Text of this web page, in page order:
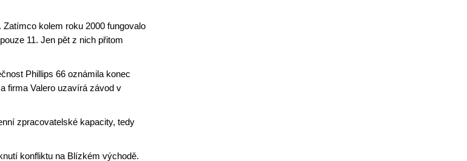
kolem roku 2000 fungovalo
11. Jen pět z nich přitom
Phillips 66 oznámila konec
firma Valero uzavírá závod v
zpracovatelské kapacity, tedy
konfliktu na Blízkém východě.